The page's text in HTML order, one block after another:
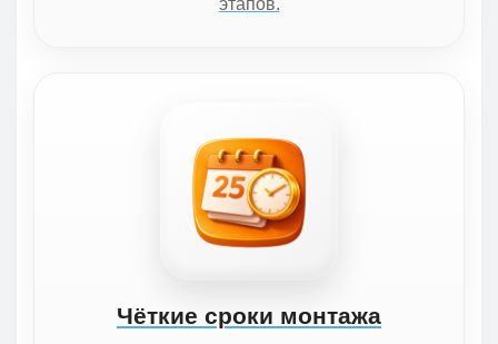
Чёткие сроки монтажа